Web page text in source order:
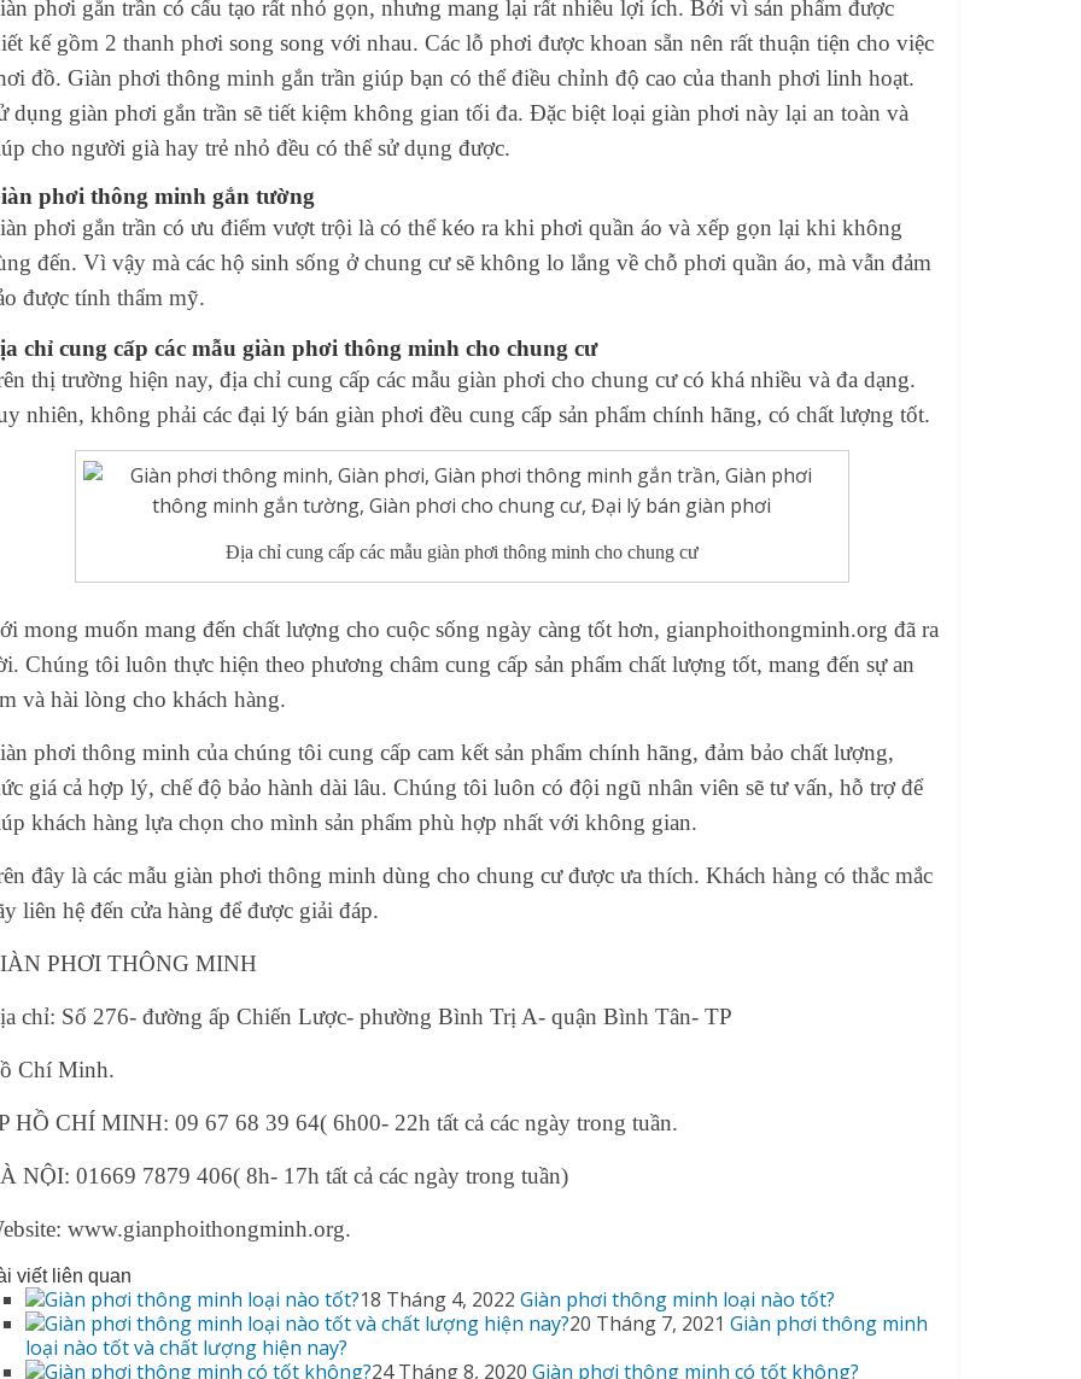
phơi gắn trần có cấu tạo rất nhỏ gọn, nhưng mang lại rất nhiều lợi ích. Bởi vì sản phẩm được
kế gồm 2 thanh phơi song song với nhau. Các lỗ phơi được khoan sẵn nên rất thuận tiện cho việc
đồ.Giàn phơi thông minh gắn trần giúp bạn có thể điều chỉnh độ cao của thanh phơi linh hoạt.
dụng giàn phơi gắn trần sẽ tiết kiệm không gian tối đa. Đặc biệt loại giàn phơi này lại an toàn và
cho người già hay trẻ nhỏ đều có thể sử dụng được.
phơi thông minh gắn tường
phơi gắn trần có ưu điểm vượt trội là có thể kéo ra khiphơi quần áo và xếp gọn lại khi không
đến. Vì vậy mà các hộ sinh sống ở chung cư sẽ không lo lắng về chỗ phơi quần áo, mà vẫn đảm
được tính thẩm mỹ.
chỉ cung cấp các mẫugiàn phơi thông minh cho chung cư
thị trường hiện nay, địa chỉ cung cấp các mẫu giàn phơi cho chung cư có khá nhiều và đa dạng.
nhiên, không phải cácđại lý bán giàn phơi đều cung cấp sản phẩm chính hãng, có chất lượng tốt.
Địa chỉ cung cấp các mẫu giàn phơi thông minh cho chung cư
mong muốn mang đến chất lượng cho cuộc sống ngày càng tốt hơn, gianphoithongminh.org đã ra
Chúng tôi luôn thực hiện theo phương châm cung cấp sản phẩm chất lượng tốt, mang đến sự an
và hài lòng cho khách hàng.
phơi thông minh của chúng tôi cung cấp cam kết sản phẩm chính hãng, đảm bảo chất lượng,
giá cả hợp lý, chế độ bảo hành dài lâu. Chúng tôi luôn có đội ngũ nhân viên sẽ tư vấn, hỗ trợ để
khách hàng lựa chọn cho mình sản phẩm phù hợp nhất với không gian.
đây là các mẫu giàn phơi thông minh dùng cho chung cưđược ưa thích. Khách hàng có thắc mắc
liên hệ đến cửa hàng để được giải đáp.
PHƠI THÔNG MINH
chỉ: Số 276- đường ấp Chiến Lược- phường Bình Trị A- quận Bình Tân- TP
Chí Minh.
HỒ CHÍ MINH: 09 67 68 39 64( 6h00- 22h tất cả các ngày trong tuần.
NỘI: 01669 7879 406( 8h- 17h tất cả các ngày trong tuần)
www.gianphoithongminh.org.
viết liên quan
18 Tháng 4, 2022 Giàn phơi thông minh loại nào tốt?
20 Tháng 7, 2021 Giàn phơi thông minh
loại nào tốt và chất lượng hiện nay?
24 Tháng 8, 2020 Giàn phơi thông minh có tốt không?